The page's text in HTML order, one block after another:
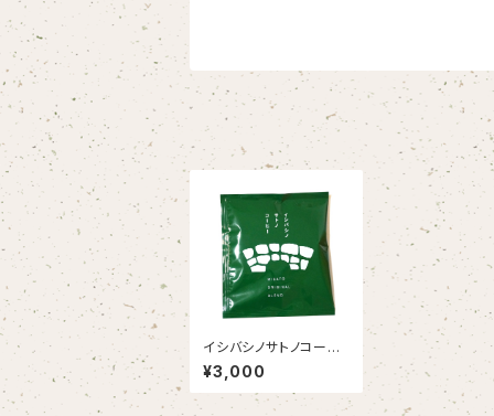
イシバシノサトノコーヒ
ー（3点掛けドリップバッ
ク １０個セット）ー送
料込ー
¥3,000